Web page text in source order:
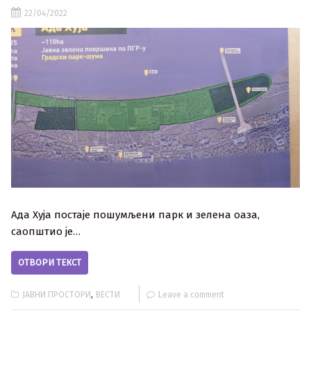
22/04/2022
Ада Хуја постаје пошумљени парк и зелена оаза,
саопштио је…
ОТВОРИ ТЕКСТ
ЈАВНИ ПРОСТОРИ, ВЕСТИ Leave a comment